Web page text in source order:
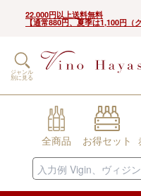
22,000円以上送料無料
【通常880円、夏季は1,100円（
ジャンル
別に見る
全商品 お得セット